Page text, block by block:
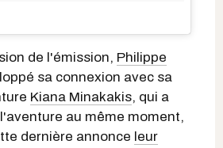
de l'émission, Philippe
sa connexion avec sa
Kiana Minakakis, qui a
au même moment,
dernière annonce leur